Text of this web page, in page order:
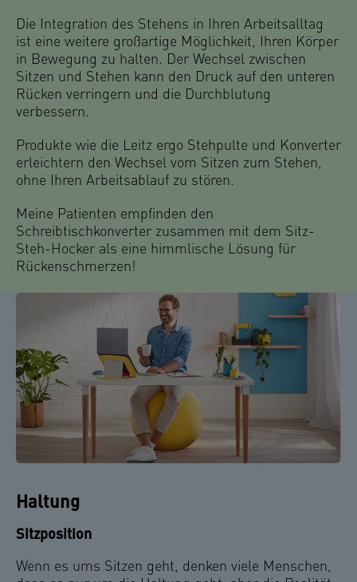
Die Integration des Stehens in Ihren Arbeitsalltag
ist eine weitere großartige Möglichkeit, Ihren Körper
in Bewegung zu halten. Der Wechsel zwischen
Sitzen und Stehen kann den Druck auf den unteren
Rücken verringern und die Durchblutung
verbessern.
Produkte wie die Leitz ergo Stehpulte und Konverter
erleichtern den Wechsel vom Sitzen zum Stehen,
ohne Ihren Arbeitsablauf zu stören.
Meine Patienten empfinden den
Schreibtischkonverter zusammen mit dem Sitz-
Steh-Hocker als eine himmlische Lösung für
Rückenschmerzen!
Haltung
Sitzposition
Wenn es ums Sitzen geht, denken viele Menschen,